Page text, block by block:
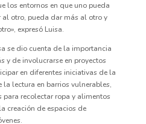
los entornos en que uno pueda
al otro, pueda dar más al otro y
expresó Luisa.
se dio cuenta de la importancia
y de involucrarse en proyectos
en diferentes iniciativas de la
lectura en barrios vulnerables,
recolectar ropa y alimentos
creación de espacios de